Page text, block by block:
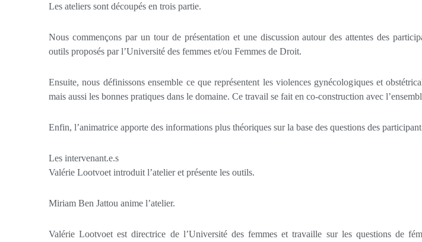
Les ateliers sont découpés en trois partie.
Nous commençons par un tour de présentation et une discussion autour des attentes des
outils proposés par l’Université des femmes et/ou Femmes de Droit.
Ensuite, nous définissons ensemble ce que représentent les violences gynécologiques et
mais aussi les bonnes pratiques dans le domaine. Ce travail se fait en co-construction avec
Enfin, l’animatrice apporte des informations plus théoriques sur la base des questions des
Les intervenant.e.s
Valérie Lootvoet introduit l’atelier et présente les outils.
Miriam Ben Jattou anime l’atelier.
Valérie Lootvoet est directrice de l’Université des femmes et travaille sur les questions de